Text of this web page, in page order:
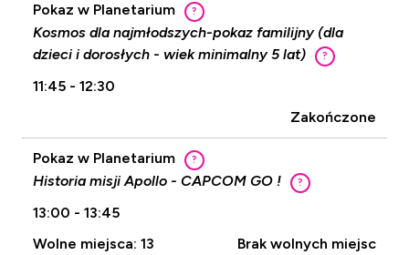
Pokaz w Planetarium ?
Kosmos dla najmłodszych-pokaz familijny (dla
dzieci i dorosłych - wiek minimalny 5 lat)
?
11:45 - 12:30
Zakończone
Pokaz w Planetarium ?
Historia misji Apollo - CAPCOM GO ! ?
13:00 - 13:45
Wolne miejsca: 13
Brak wolnych miejsc